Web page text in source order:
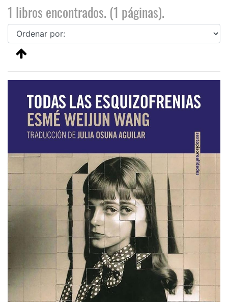
1 libros encontrados. (1 páginas).